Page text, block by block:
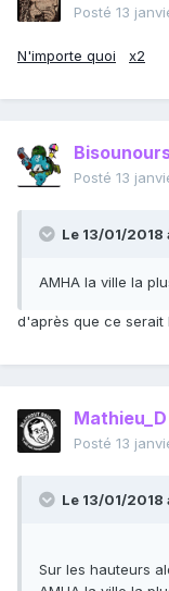
Posté 13
N'importe quoi x2
Posté 13
Le 13/01/2018
AMHA la ville la
d'après que ce serait
Mathieu_D
Posté 13
Le 13/01/2018
Sur les hauteurs